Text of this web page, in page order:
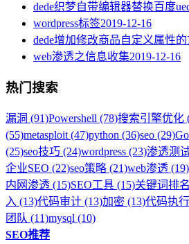
dede织梦自带编辑器替换百度
wordpress标签2019-12-16
dede增加修改商品自定义属性的
web渗透之信息收集2019-12-16
热门搜索
漏洞 (91)Powershell (78)搜索引擎优化
(55)metasploit (47)python (36)seo (29)
(25)seo技巧 (24)wordpress (23)渗透测
企业SEO (22)seo策略 (21)web渗透 (19)
内网渗透 (15)SEO工具 (15)关键词排
入 (13)代码审计 (13)加密 (13)代码执
团队 (11)mysql (10)
SEO推荐